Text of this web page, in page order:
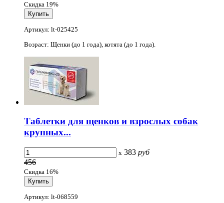
Скидка 19%
Артикул: lt-025425
Возраст: Щенки (до 1 года), котята (до 1 года).
Таблетки для щенков и взрослых собак
крупных...
x 383 руб
456
Скидка 16%
Артикул: lt-068559